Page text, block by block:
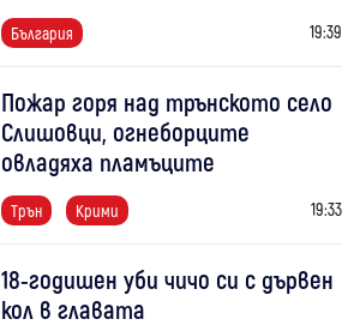
България 19:39
Пожар горя над трънското село
Слишовци, огнеборците
овладяха пламъците
Трън Крими 19:33
18-годишен уби чичо си с дървен
кол в главата